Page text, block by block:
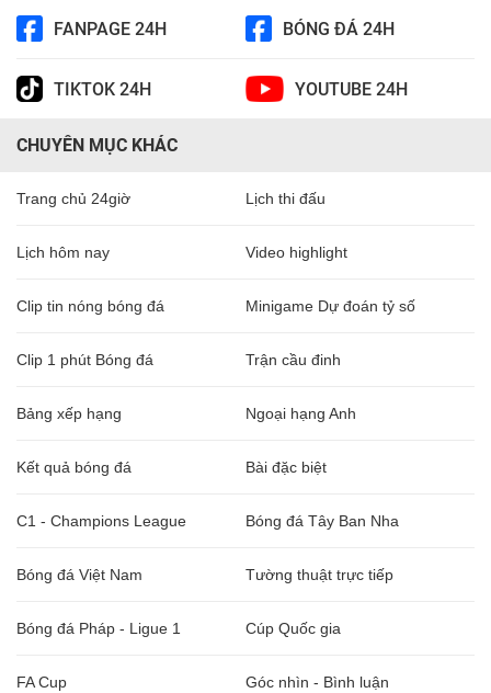
FANPAGE 24H BÓNG ĐÁ 24H
TIKTOK 24H YOUTUBE 24H
CHUYÊN MỤC KHÁC
Trang chủ 24giờ Lịch thi đấu
Lịch hôm nay Video highlight
Clip tin nóng bóng đá Minigame Dự đoán tỷ số
Clip 1 phút Bóng đá Trận cầu đinh
Bảng xếp hạng Ngoại hạng Anh
Kết quả bóng đá Bài đặc biệt
C1 - Champions League Bóng đá Tây Ban Nha
Bóng đá Việt Nam Tường thuật trực tiếp
Bóng đá Pháp - Ligue 1 Cúp Quốc gia
FA Cup Góc nhìn - Bình luận